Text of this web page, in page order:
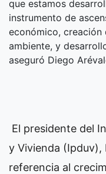
que estamos
instrumento de
económico,
ambiente, y
aseguró Diego
El presidente del
y Vivienda (Ipduv),
referencia al